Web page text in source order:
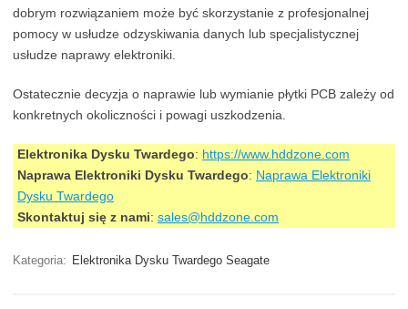
dobrym rozwiązaniem może być skorzystanie z profesjonalnej
pomocy w usłudze odzyskiwania danych lub specjalistycznej
usłudze naprawy elektroniki.
Ostatecznie decyzja o naprawie lub wymianie płytki PCB zależy od
konkretnych okoliczności i powagi uszkodzenia.
Elektronika Dysku Twardego: https://www.hddzone.com
Naprawa Elektroniki Dysku Twardego: Naprawa Elektroniki
Dysku Twardego
Skontaktuj się z nami: sales@hddzone.com
Kategoria: Elektronika Dysku Twardego Seagate